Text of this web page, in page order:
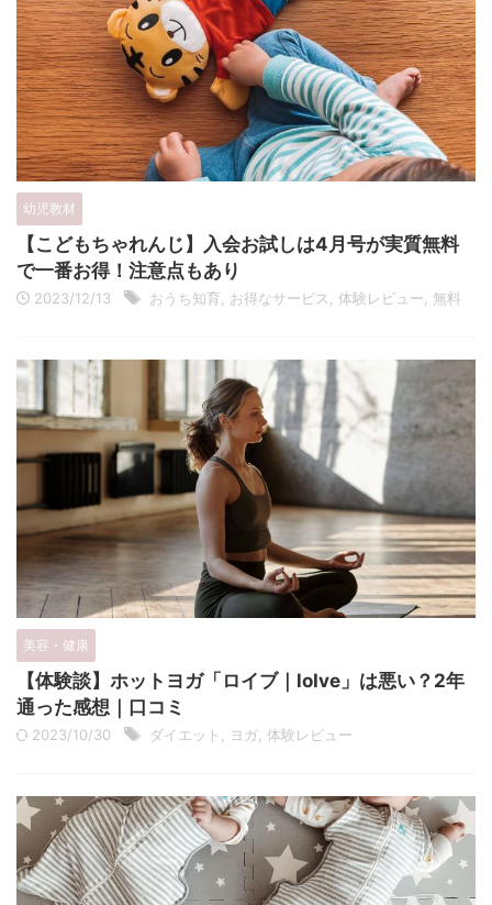
幼児教材
【こどもちゃれんじ】入会お試しは4月号が実質無料
で一番お得！注意点もあり
2023/12/13 おうち知育 お得なサービス 体験レビュー 無料
美容・健康
【体験談】ホットヨガ「ロイブ｜loIve」は悪い？2年
通った感想｜口コミ
2023/10/30 ダイエット , ヨガ, 体験レビュー